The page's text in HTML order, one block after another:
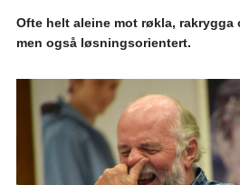
Ofte helt aleine mot røkla,
men også løsningsorientert.